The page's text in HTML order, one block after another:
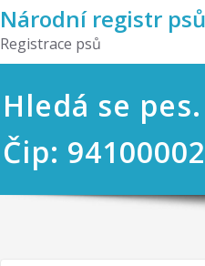
Národní registr
Registrace psů
Hledá se pes.
Čip: